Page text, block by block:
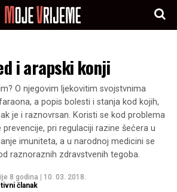
i arapski konji
O njegovim ljekovitim svojstvnima
a popis bolesti i stanja kod kojih,
je i raznovrsan. Koristi se kod problema
pri regulaciji razine šećera u
imuniteta, a u narodnoj medicini se
raznoraznih zdravstvenih tegoba.
8 godina
10. 03. 2018.
članak